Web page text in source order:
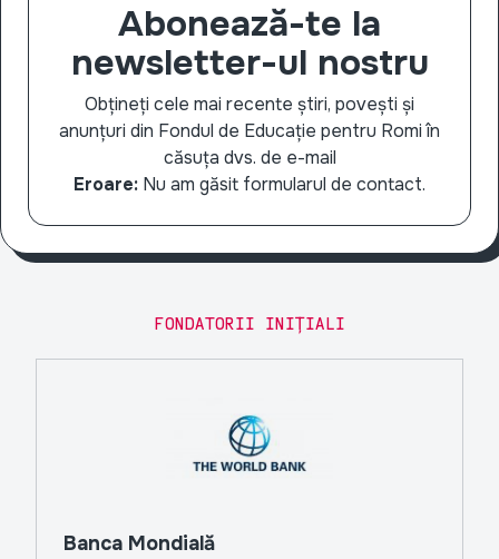
Abonează-te la
newsletter-ul nostru
Obțineți cele mai recente știri, povești și
anunțuri din Fondul de Educație pentru Romi în
căsuța dvs. de e-mail
Eroare: Nu am găsit formularul de contact.
FONDATORII INIȚIALI
Banca Mondială